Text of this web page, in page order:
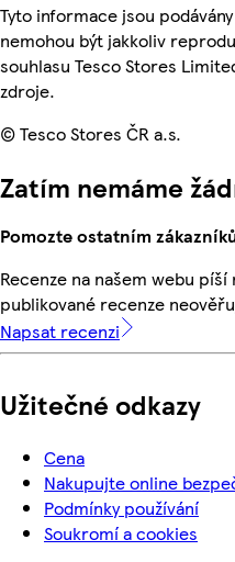
Tyto informace jsou
nemohou být jakkoliv
souhlasu Tesco Stores
zdroje.
© Tesco Stores ČR a.s.
Zatím nemáme
Pomozte ostatním
Recenze na našem webu píší
publikované recenze
Napsat recenzi
Užitečné odkazy
Cena
Nakupujte online
Podmínky používání
Soukromí a cookies